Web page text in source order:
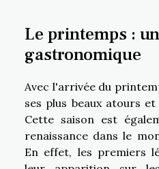
Le printemps :
gastronomique
Avec l'arrivée du
ses plus beaux atours
Cette saison est
renaissance dans le
En effet, les premiers